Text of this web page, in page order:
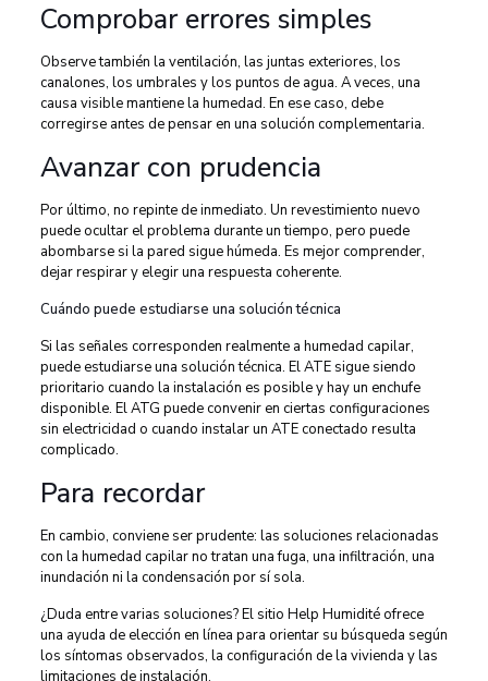
Comprobar errores simples
Observe también la ventilación, las juntas exteriores, los
canalones, los umbrales y los puntos de agua. A veces, una
causa visible mantiene la humedad. En ese caso, debe
corregirse antes de pensar en una solución complementaria.
Avanzar con prudencia
Por último, no repinte de inmediato. Un revestimiento nuevo
puede ocultar el problema durante un tiempo, pero puede
abombarse si la pared sigue húmeda. Es mejor comprender,
dejar respirar y elegir una respuesta coherente.
Cuándo puede estudiarse una solución técnica
Si las señales corresponden realmente a humedad capilar,
puede estudiarse una solución técnica. El ATE sigue siendo
prioritario cuando la instalación es posible y hay un enchufe
disponible. El ATG puede convenir en ciertas configuraciones
sin electricidad o cuando instalar un ATE conectado resulta
complicado.
Para recordar
En cambio, conviene ser prudente: las soluciones relacionadas
con la humedad capilar no tratan una fuga, una infiltración, una
inundación ni la condensación por sí sola.
¿Duda entre varias soluciones? El sitio Help Humidité ofrece
una ayuda de elección en línea para orientar su búsqueda según
los síntomas observados, la configuración de la vivienda y las
limitaciones de instalación.